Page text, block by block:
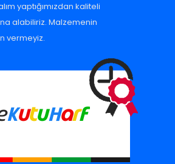
yaptığımızdan kaliteli
alabiliriz. Malzemenin
vermeyiz.